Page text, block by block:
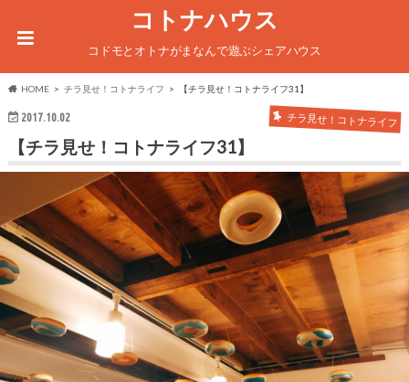
コトナハウス
コドモとオトナがまなんで遊ぶシェアハウス
HOME チラ見せ！コトナライフ 【チラ見せ！コトナライフ31】
2017.10.02 チラ見せ！コトナライフ
【チラ見せ！コトナライフ31】